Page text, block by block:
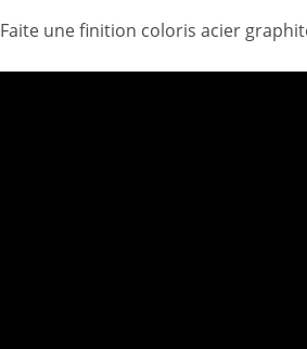
Faite une finition coloris acier